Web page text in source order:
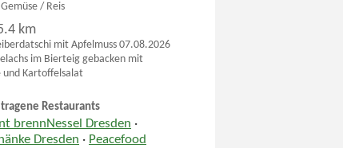
/ Reis
km
mit Apfelmuss 07.08.2026
im Bierteig gebacken mit
und Kartoffelsalat
Restaurants
brennNessel Dresden ·
Dresden · Peacefood